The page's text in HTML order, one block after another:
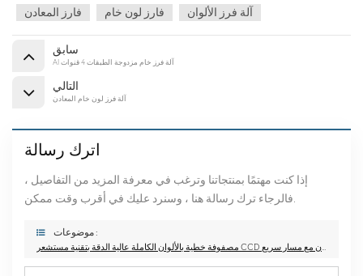
فارز المعادن
فارز لون خام آلة فرز الألوان
سابق
AI آلة فرز خام مزدوجة الطبقات 4 قنوات
التالي
آلة فرز لون خام المعادن
اترك رسالة
إذا كنت مهتمًا بمنتجاتنا وترغب في معرفة المزيد من التفاصيل ،
فالرجاء ترك رسالة هنا ، وسنرد عليك في أقرب وقت ممكن.
موضوعات :
مصفوفة خطية بالألوان الكاملة عالية الدقة بتقنية مستشعر CCD للخدمة الشاقة لفرز ألوان خام المعادن مع مسار سريع